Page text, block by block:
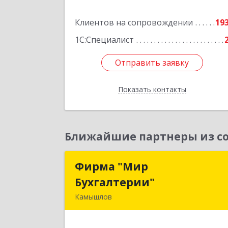
Клиентов на сопровождении
1С:Специалист
Отправить заявку
Показать контакты
Отправить заявку
Назад
Ближайшие партнеры из
Фирма "Мир
Бухгалтерии"
Камышлов
Бухгалтерии"